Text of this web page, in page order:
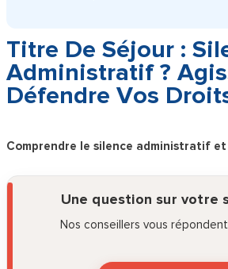
Titre De Séjour :
Administratif ?
Défendre Vos
Comprendre le silence administratif
Une question sur votre
Nos conseillers vous